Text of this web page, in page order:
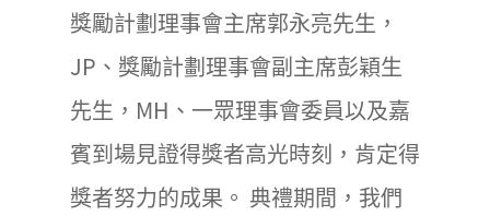
獎勵計劃理事會主席郭永亮先生，
JP、獎勵計劃理事會副主席彭穎生
先生，MH、一眾理事會委員以及嘉
賓到場見證得獎者高光時刻，肯定得
獎者努力的成果。 典禮期間，我們